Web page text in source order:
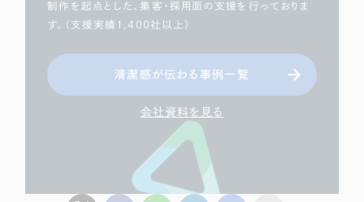
制作を起点とした、集客・採用面の支援を行っておりま
す。（支援実績1,400社以上）
清潔感が伝わる事例一覧
会社資料を見る